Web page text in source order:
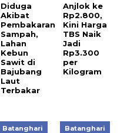
Diduga
Akibat
Pembakaran
Sampah,
Lahan
Kebun
Sawit di
Bajubang
Laut
Terbakar
Anjlok ke
Rp2.800,
Kini Harga
TBS Naik
Jadi
Rp3.300
per
Kilogram
Batanghari Batanghari